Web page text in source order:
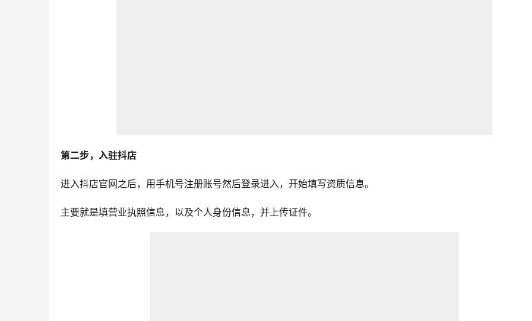
第二步，入驻抖店
进入抖店官网之后，用手机号注册账号然后登录进入，开始填写资质信息。
主要就是填营业执照信息，以及个人身份信息，并上传证件。